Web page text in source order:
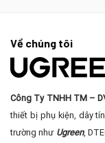
Về chúng tôi
Công Ty TNHH TM –
thiết bị phụ kiện, dây
trường như Ugreen,